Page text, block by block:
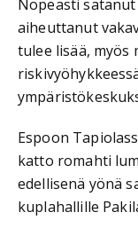
Nopeasti
aiheuttanut
tulee lisää,
Espoon
katto romahti
edellisenä yönä
kuplahallille